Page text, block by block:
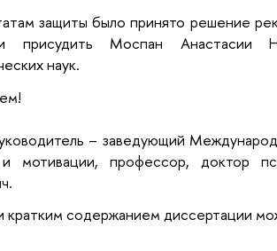
защиты было принято решение
присудить Моспан Анастасии
наук.
– заведующий
мотивации, профессор, доктор
кратким содержанием диссертации